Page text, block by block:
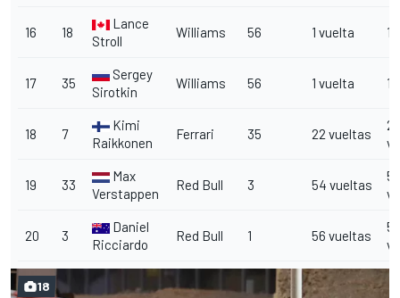
16 18
Lance
Stroll
Williams 56 1 vuelta 1
17 35
Sergey
Sirotkin
Williams 56 1 vuelta 1
18 7
Kimi
Raikkonen
Ferrari 35 22 vueltas
22
19 33
Max
Verstappen
Red Bull 3 54 vueltas
20 3
Daniel
Ricciardo
Red Bull 1 56 vueltas
56
18